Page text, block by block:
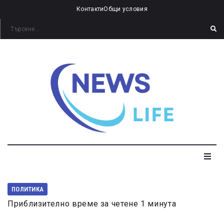
КонтактиОбщи условия
ПОЛИТИКА
Приблизително време за четене 1 минута